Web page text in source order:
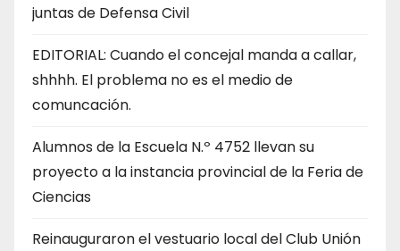
juntas de Defensa Civil
EDITORIAL: Cuando el concejal manda a callar,
shhhh. El problema no es el medio de
comuncación.
Alumnos de la Escuela N.º 4752 llevan su
proyecto a la instancia provincial de la Feria de
Ciencias
Reinauguraron el vestuario local del Club Unión